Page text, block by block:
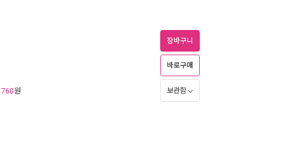
760원
장바구니
바로구매
보관함